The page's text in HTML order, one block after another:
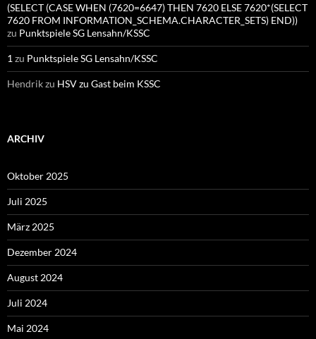
(SELECT (CASE WHEN (7620=6647) THEN 7620 ELSE 7620*(SELECT
7620 FROM INFORMATION_SCHEMA.CHARACTER_SETS) END))
zu Punktspiele SG Lensahn/KSSC
1 zu Punktspiele SG Lensahn/KSSC
Hendrikzu HSV zu Gast beim KSSC
ARCHIV
Oktober 2025
Juli 2025
März 2025
Dezember 2024
August 2024
Juli 2024
Mai 2024